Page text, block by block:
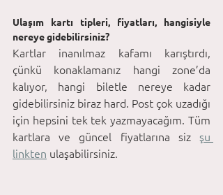
Ulaşım kartı tipleri, fiyatları, hangisiyle
nereye gidebilirsiniz?
Kartlar inanılmaz kafamı karıştırdı,
çünkü konaklamanız hangi zone’da
kalıyor, hangi biletle nereye kadar
gidebilirsiniz biraz hard. Post çok uzadığı
için hepsini tek tek yazmayacağım. Tüm
kartlara ve güncel fiyatlarına siz şu
linkten ulaşabilirsiniz.